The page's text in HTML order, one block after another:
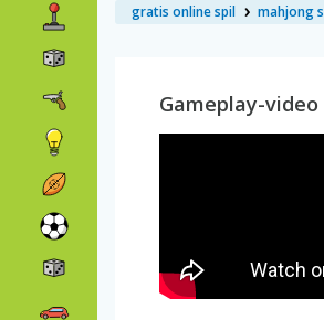
gratis online spil mahjong
Gameplay-video